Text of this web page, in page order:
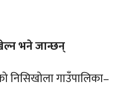
भने जान्छन्
निसिखोला गाउँपालिका–